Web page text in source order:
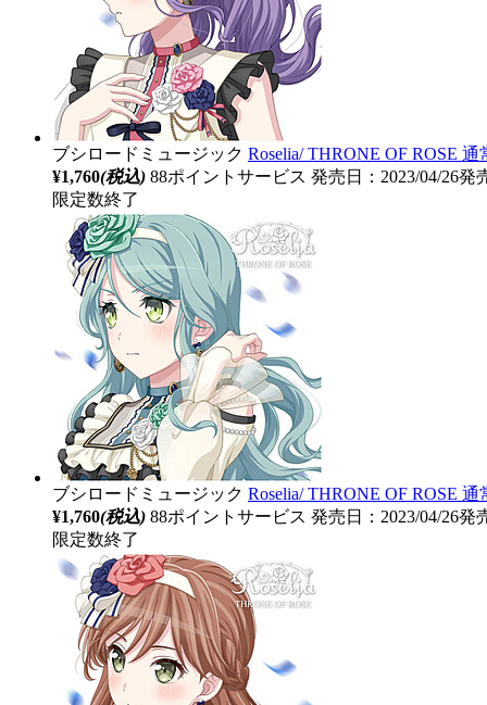
ブシロードミュージック Roselia/ THRONE OF ROSE 通
¥1,760(税込) 88ポイントサービス 発売日：2023/04/26発
限定数終了
ブシロードミュージック Roselia/ THRONE OF ROSE 通
¥1,760(税込) 88ポイントサービス 発売日：2023/04/26発
限定数終了